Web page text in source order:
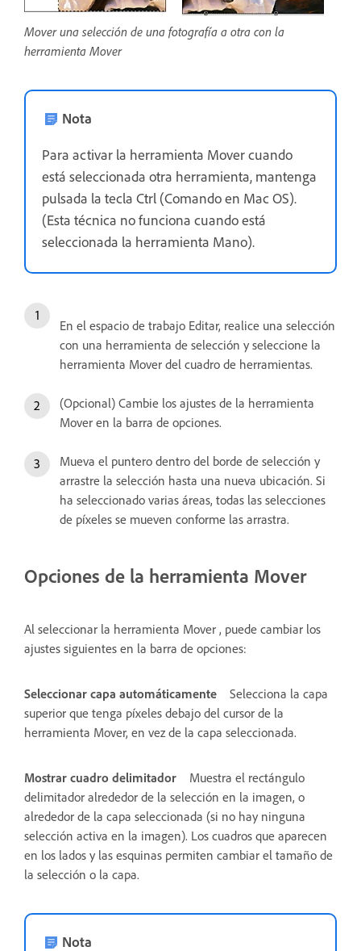
Mover una selección de una fotografía a otra con la
herramienta Mover
Nota
Para activar la herramienta Mover cuando
está seleccionada otra herramienta, mantenga
pulsada la tecla Ctrl (Comando en Mac OS).
(Esta técnica no funciona cuando está
seleccionada la herramienta Mano).
En el espacio de trabajo Editar, realice una selección
con una herramienta de selección y seleccione la
herramienta Mover del cuadro de herramientas.
(Opcional) Cambie los ajustes de la herramienta
Mover en la barra de opciones.
Mueva el puntero dentro del borde de selección y
arrastre la selección hasta una nueva ubicación. Si
ha seleccionado varias áreas, todas las selecciones
de píxeles se mueven conforme las arrastra.
Opciones de la herramienta Mover
Al seleccionar la herramienta Mover , puede cambiar los
ajustes siguientes en la barra de opciones:
Seleccionar capa automáticamente
Selecciona la capa
superior que tenga píxeles debajo del cursor de la
herramienta Mover, en vez de la capa seleccionada.
Mostrar cuadro delimitador
Muestra el rectángulo
delimitador alrededor de la selección en la imagen, o
alrededor de la capa seleccionada (si no hay ninguna
selección activa en la imagen). Los cuadros que aparecen
en los lados y las esquinas permiten cambiar el tamaño de
la selección o la capa.
Nota